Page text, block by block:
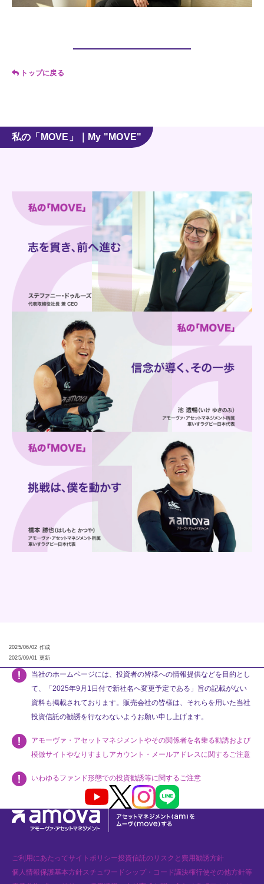
トップに戻る
私の「MOVE」｜My "MOVE"
2025/06/02 作成
2025/09/01 更新
当社のホームページには、投資者の皆様への情報提供などを目的とし
て、「2025年9月1日付で新社名へ変更予定である」旨の記載がない
資料も掲載されております。販売会社の皆様は、それらを用いた当社
投資信託の勧誘を行なわないようお願い申し上げます。
アモーヴァ・アセットマネジメントやその関係者を名乗る勧誘および
模倣サイトやなりすましアカウント・メールアドレスに関するご注意
いわゆるファンド形態での投資勧誘等に関するご注意
Youtube X InstagramLINE
ご利用にあたってサイトポリシー投資信託のリスクと費用勧誘方針
個人情報保護基本方針スチュワードシップ・コード議決権行使その他方針等